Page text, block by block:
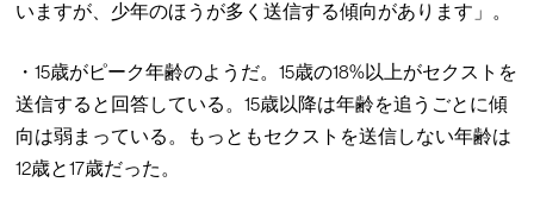
いますが、少年のほうが多く送信する傾向があります」。
・15歳がピーク年齢のようだ。15歳の18%以上がセクストを
送信すると回答している。15歳以降は年齢を追うごとに傾
向は弱まっている。もっともセクストを送信しない年齢は
12歳と17歳だった。